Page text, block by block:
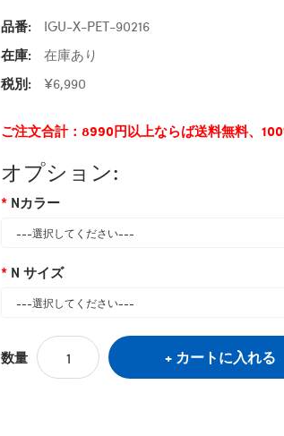
品番:
IGU-X-PET-90216
在庫:
在庫あり
税別:
¥6,990
ご注文合計：8990円以上ならば送料無料、
オプション:
Nカラー
N サイズ
数量 カートに入れる